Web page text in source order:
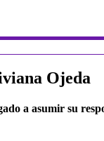
Ojeda
a asumir su